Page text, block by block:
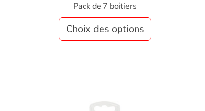
Pack de 7 boîtiers
Choix des options